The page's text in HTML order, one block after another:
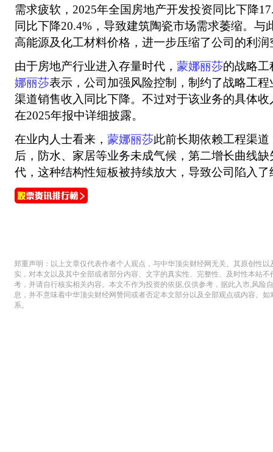
需求疲软，2025年全国房地产开发投资同比下降
同比下降20.4%，导致建筑陶瓷市场需求萎缩。与
高能源及化工材料价格，进一步压缩了公司的利润
由于房地产行业进入存量时代， 蒙娜丽莎的战略工
娜丽莎表示，公司加强风险控制，制约了战略工
渠道销售收入同比下降。不过对于该业务的具体收
在2025年报中详细披露。
在业内人士看来， 蒙娜丽莎此前长期依赖工程渠
后，防水、家居等业务未成气候，第二增长曲线
代，这种结构性短板被持续放大，导致公司陷入了